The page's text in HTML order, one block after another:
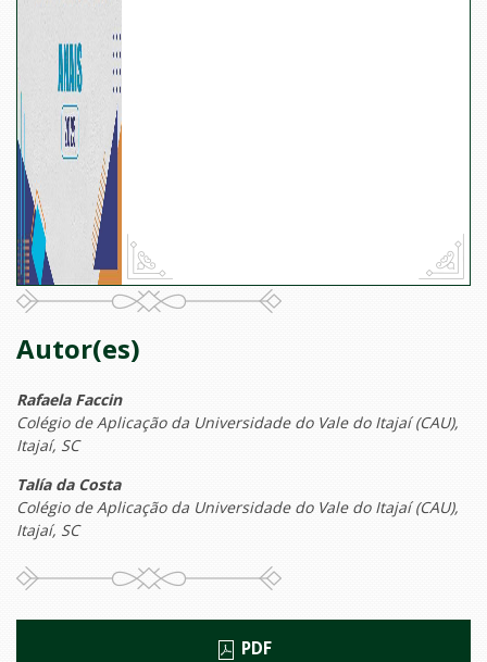
Autor(es)
Rafaela Faccin
Colégio de Aplicação da Universidade do Vale do Itajaí (CAU),
Itajaí, SC
Talía da Costa
Colégio de Aplicação da Universidade do Vale do Itajaí (CAU),
Itajaí, SC
PDF